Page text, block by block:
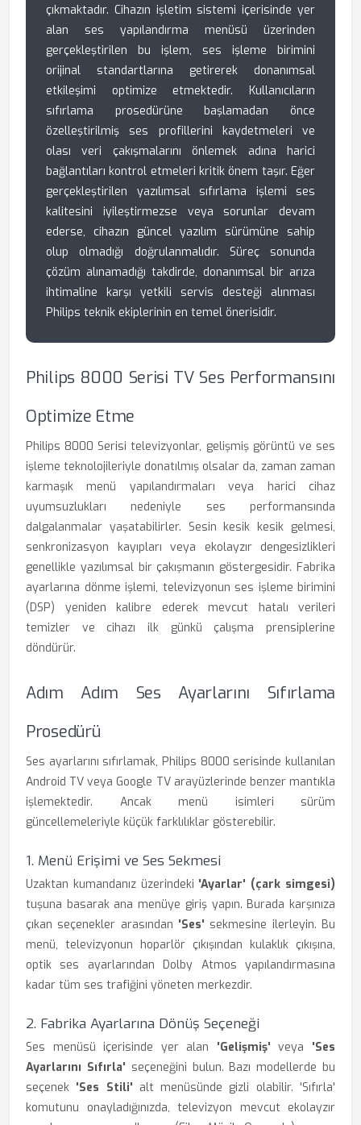
çıkmaktadır. Cihazın işletim sistemi içerisinde yer
alan ses yapılandırma menüsü üzerinden
gerçekleştirilen bu işlem, ses işleme birimini
orijinal standartlarına getirerek donanımsal
etkileşimi optimize etmektedir. Kullanıcıların
sıfırlama prosedürüne başlamadan önce
özelleştirilmiş ses profillerini kaydetmeleri ve
olası veri çakışmalarını önlemek adına harici
bağlantıları kontrol etmeleri kritik önem taşır. Eğer
gerçekleştirilen yazılımsal sıfırlama işlemi ses
kalitesini iyileştirmezse veya sorunlar devam
ederse, cihazın güncel yazılım sürümüne sahip
olup olmadığı doğrulanmalıdır. Süreç sonunda
çözüm alınamadığı takdirde, donanımsal bir arıza
ihtimaline karşı yetkili servis desteği alınması
Philips teknik ekiplerinin en temel önerisidir.
Philips 8000 Serisi TV Ses Performansını
Optimize Etme
Philips 8000 Serisi televizyonlar, gelişmiş görüntü ve ses
işleme teknolojileriyle donatılmış olsalar da, zaman zaman
karmaşık menü yapılandırmaları veya harici cihaz
uyumsuzlukları nedeniyle ses performansında
dalgalanmalar yaşatabilirler. Sesin kesik kesik gelmesi,
senkronizasyon kayıpları veya ekolayzır dengesizlikleri
genellikle yazılımsal bir çakışmanın göstergesidir. Fabrika
ayarlarına dönme işlemi, televizyonun ses işleme birimini
(DSP) yeniden kalibre ederek mevcut hatalı verileri
temizler ve cihazı ilk günkü çalışma prensiplerine
döndürür.
Adım Adım Ses Ayarlarını Sıfırlama
Prosedürü
Ses ayarlarını sıfırlamak, Philips 8000 serisinde kullanılan
Android TV veya Google TV arayüzlerinde benzer mantıkla
işlemektedir. Ancak menü isimleri sürüm
güncellemeleriyle küçük farklılıklar gösterebilir.
1. Menü Erişimi ve Ses Sekmesi
Uzaktan kumandanız üzerindeki 'Ayarlar' (çark simgesi)
tuşuna basarak ana menüye giriş yapın. Burada karşınıza
çıkan seçenekler arasından 'Ses' sekmesine ilerleyin. Bu
menü, televizyonun hoparlör çıkışından kulaklık çıkışına,
optik ses ayarlarından Dolby Atmos yapılandırmasına
kadar tüm ses trafiğini yöneten merkezdir.
2. Fabrika Ayarlarına Dönüş Seçeneği
Ses menüsü içerisinde yer alan 'Gelişmiş' veya 'Ses
Ayarlarını Sıfırla' seçeneğini bulun. Bazı modellerde bu
seçenek 'Ses Stili' alt menüsünde gizli olabilir. 'Sıfırla'
komutunu onayladığınızda, televizyon mevcut ekolayzır